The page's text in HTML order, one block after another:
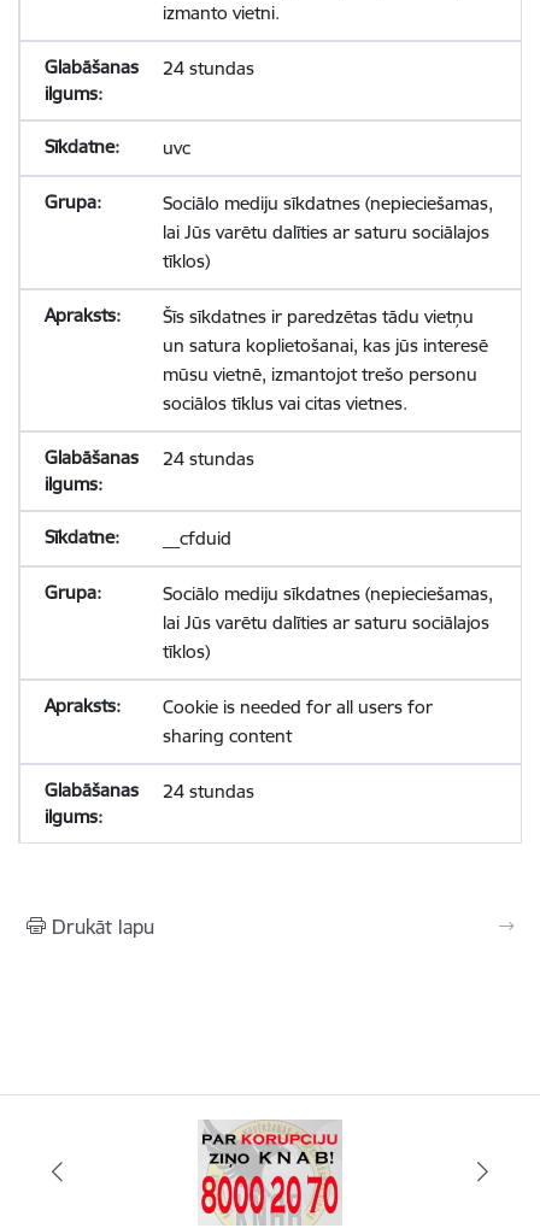
izmanto vietni.
24 stundas
uvc
Sociālo mediju sīkdatnes (nepieciešamas,
lai Jūs varētu dalīties ar saturu sociālajos
tīklos)
Šīs sīkdatnes ir paredzētas tādu vietņu
un satura koplietošanai, kas jūs interesē
mūsu vietnē, izmantojot trešo personu
sociālos tīklus vai citas vietnes.
24 stundas
__cfduid
Sociālo mediju sīkdatnes (nepieciešamas,
lai Jūs varētu dalīties ar saturu sociālajos
tīklos)
Cookie is needed for all users for
sharing content
24 stundas
Drukāt lapu